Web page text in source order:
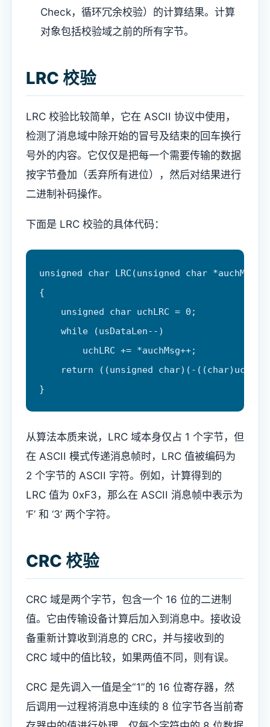
Check，循环冗余校验）的计算结果。计算
对象包括校验域之前的所有字节。
LRC 校验
LRC 校验比较简单，它在 ASCII 协议中使用，
检测了消息域中除开始的冒号及结束的回车换行
号外的内容。它仅仅是把每一个需要传输的数据
按字节叠加（丢弃所有进位），然后对结果进行
二进制补码操作。
下面是 LRC 校验的具体代码：
unsigned char LRC(unsigned char
{
    unsigned char uchLRC = 0;
    while (usDataLen--)
        uchLRC += *auchMsg++;
return ((unsigned char)(-
}
从算法本质来说，LRC 域本身仅占 1 个字节，但
在 ASCII 模式传递消息帧时，LRC 值被编码为
2 个字节的 ASCII 字符。例如，计算得到的
LRC 值为 0xF3，那么在 ASCII 消息帧中表示为
‘F’ 和 ‘3’ 两个字符。
CRC 校验
CRC 域是两个字节，包含一个 16 位的二进制
值。它由传输设备计算后加入到消息中。接收设
备重新计算收到消息的 CRC，并与接收到的
CRC 域中的值比较，如果两值不同，则有误。
CRC 是先调入一值是全“1”的 16 位寄存器，然
后调用一过程将消息中连续的 8 位字节各当前寄